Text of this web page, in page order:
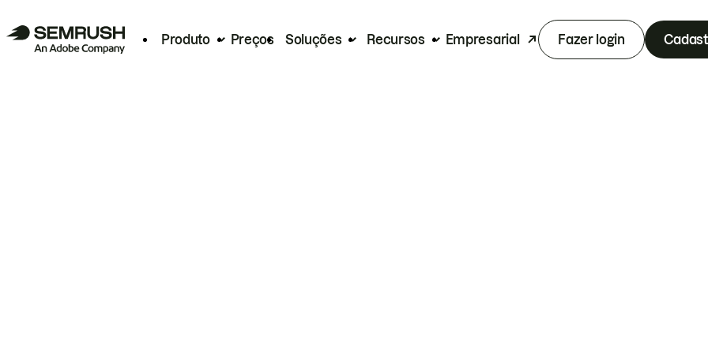
Produto Preços Soluções Recursos Empresarial Fazer login